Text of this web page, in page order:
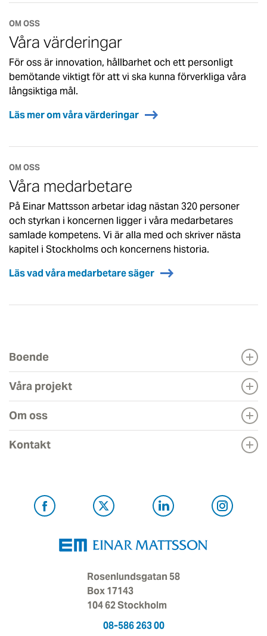
OM OSS
Våra värderingar
För oss är innovation, hållbarhet och ett personligt
bemötande viktigt för att vi ska kunna förverkliga våra
långsiktiga mål.
Läs mer om våra värderingar
OM OSS
Våra medarbetare
På Einar Mattsson arbetar idag nästan 320 personer
och styrkan i koncernen ligger i våra medarbetares
samlade kompetens. Vi är alla med och skriver nästa
kapitel i Stockholms och koncernens historia.
Läs vad våra medarbetare säger
Boende
Våra projekt
Om oss
Kontakt
Rosenlundsgatan 58
Box 17143
104 62 Stockholm
08-586 263 00